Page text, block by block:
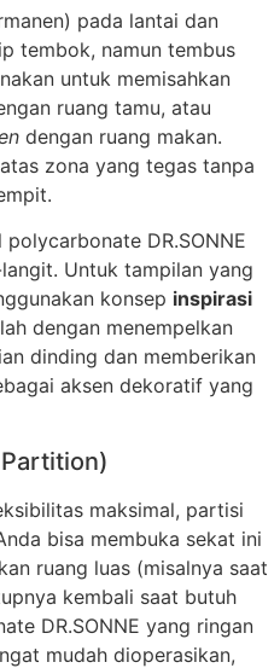
pada lantai dan
tembok, namun tembus
untuk memisahkan
ruang tamu, atau
dengan ruang makan.
zona yang tegas tanpa
DR.SONNE
Untuk tampilan yang
konsep inspirasi
dengan menempelkan
dinding dan memberikan
aksen dekoratif yang
maksimal, partisi
bisa membuka sekat ini
ruang luas (misalnya saat
kembali saat butuh
DR.SONNE yang ringan
mudah dioperasikan,